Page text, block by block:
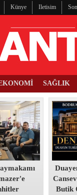
Künye Iletisim
SAĞLIK
Butik